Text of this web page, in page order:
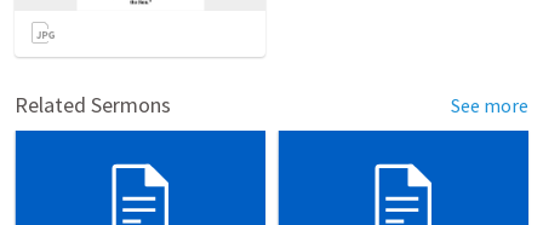
Related Sermons See more